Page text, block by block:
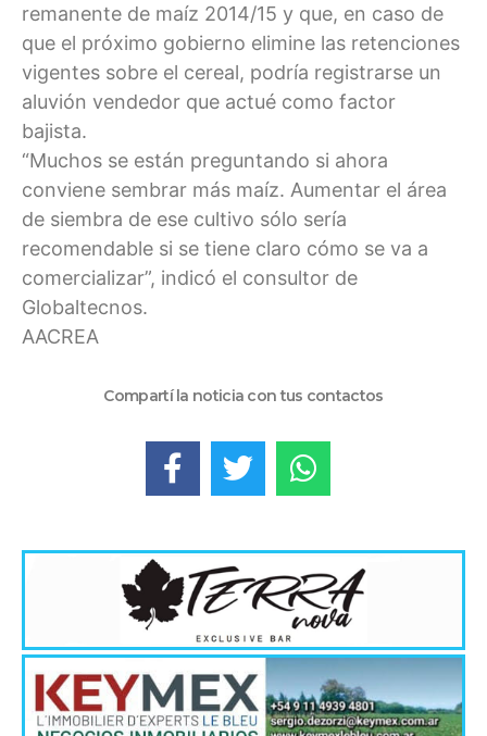
remanente de maíz 2014/15 y que, en caso de
que el próximo gobierno elimine las retenciones
vigentes sobre el cereal, podría registrarse un
aluvión vendedor que actué como factor
bajista.
“Muchos se están preguntando si ahora
conviene sembrar más maíz. Aumentar el área
de siembra de ese cultivo sólo sería
recomendable si se tiene claro cómo se va a
comercializar”, indicó el consultor de
Globaltecnos.
AACREA
Compartí la noticia con tus contactos